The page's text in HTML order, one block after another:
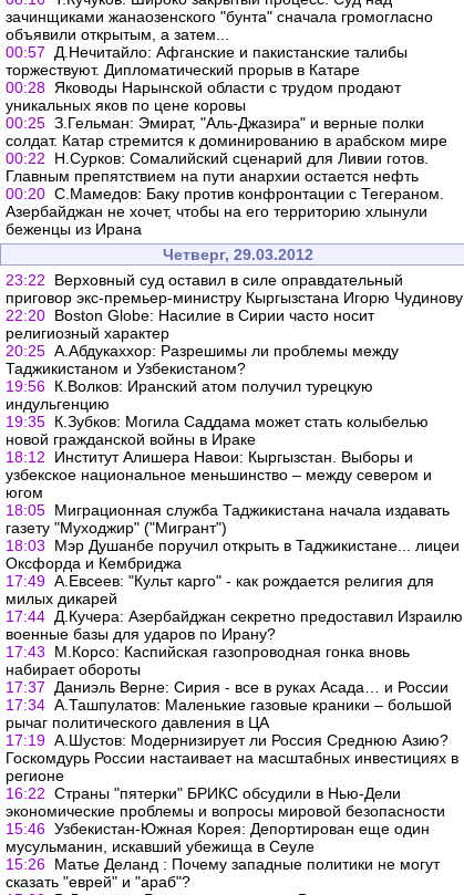
зачинщиками жанаозенского "бунта" сначала громогласно
объявили открытым, а затем...
00:57
Д.Нечитайло: Афганские и пакистанские талибы
торжествуют. Дипломатический прорыв в Катаре
00:28 Яководы Нарынской области с трудом продают
уникальных яков по цене коровы
00:25 З.Гельман: Эмират, "Аль-Джазира" и верные полки
солдат. Катар стремится к доминированию в арабском мире
00:22
Н.Сурков: Сомалийский сценарий для Ливии готов.
Главным препятствием на пути анархии остается нефть
00:20 С.Мамедов: Баку против конфронтации с Тегераном.
Азербайджан не хочет, чтобы на его территорию хлынули
беженцы из Ирана
Четверг, 29.03.2012
23:22
Верховный суд оставил в силе оправдательный
приговор экс-премьер-министру Кыргызстана Игорю Чудинову
22:20 Boston Globe: Насилие в Сирии часто носит
религиозный характер
20:25 А.Абдукаххор: Разрешимы ли проблемы между
Таджикистаном и Узбекистаном?
19:56 К.Волков: Иранский атом получил турецкую
индульгенцию
19:35 К.Зубков: Могила Саддама может стать колыбелью
новой гражданской войны в Ираке
18:12
Институт Алишера Навои: Кыргызстан. Выборы и
узбекское национальное меньшинство – между севером и
югом
18:05 Миграционная служба Таджикистана начала издавать
газету "Муходжир" ("Мигрант")
18:03
Мэр Душанбе поручил открыть в Таджикистане... лицеи
Оксфорда и Кембриджа
17:49 А.Евсеев: "Культ карго" - как рождается религия для
милых дикарей
17:44 Д.Кучера: Азербайджан секретно предоставил Израилю
военные базы для ударов по Ирану?
17:43
М.Корсо: Каспийская газопроводная гонка вновь
набирает обороты
17:37
Даниэль Верне: Сирия - все в руках Асада… и России
17:34 А.Ташпулатов: Маленькие газовые краники – большой
рычаг политического давления в ЦА
17:19 А.Шустов: Модернизирует ли Россия Среднюю Азию?
Госкомдурь России настаивает на масштабных инвестициях в
регионе
16:22 Страны "пятерки" БРИКС обсудили в Нью-Дели
экономические проблемы и вопросы мировой безопасности
15:46 Узбекистан-Южная Корея: Депортирован еще один
мусульманин, искавший убежища в Сеуле
15:26 Матье Деланд : Почему западные политики не могут
сказать "еврей" и "араб"?